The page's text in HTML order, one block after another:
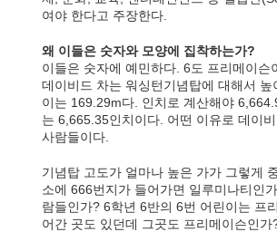
여야 한다고 주장한다.
왜 이들은 숫자와 모양에 집착하는가?
이들은 숫자에 예민하다. 6도 프리메이
데이비드 차는 워싱턴기념탑에 대해서
이는 169.29m다. 인치로 계산해야
는 6,665.35인치이다. 어떤 이유로 데이
사람들이다.
기념탑 고도가 얼마나 높은 가가 그렇게
소에 666번지가 들어가면 일루미나티인
람들인가? 6학년 6반의 6번 어린이는 프
어간 곳도 있던데 그곳도 프리메이슨인